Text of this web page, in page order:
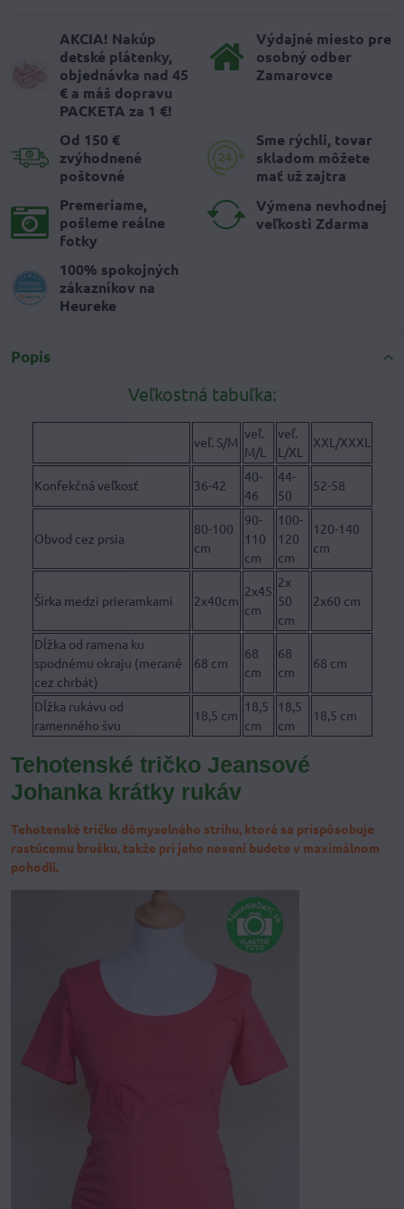
AKCIA! Nakúp
detské plátenky,
objednávka nad 45
€ a máš dopravu
PACKETA za 1 €!
Výdajné miesto pre
osobný odber
Zamarovce
Od 150 €
zvýhodnené
poštovné
Sme rýchli, tovar
skladom môžete
mať už zajtra
Premeriame,
pošleme reálne
fotky
Výmena nevhodnej
veľkosti Zdarma
100% spokojných
zákazníkov na
Heureke
Popis
Veľkostná tabuľka:
veľ. S/M
veľ.
M/L
veľ.
L/XL
XXL/XXXL
Konfekčná veľkosť 36-42
40-
46
44-
50
52-58
Obvod cez prsia
80-100
cm
90-
110
cm
100-
120
cm
120-140
cm
Šírka medzi prieramkami 2x40cm
2x45
cm
2x
50
cm
2x60 cm
Dĺžka od ramena ku
spodnému okraju (merané
cez chrbát)
68 cm
68
cm
68
cm
68 cm
Dĺžka rukávu od
ramenného švu
18,5 cm
18,5
cm
18,5
cm
18,5 cm
Tehotenské tričko Jeansové
Johanka krátky rukáv
Tehotenské tričko dômyselného strihu, ktoré sa prispôsobuje
rastúcemu brušku, takže pri jeho nosení budete v maximálnom
pohodlí.